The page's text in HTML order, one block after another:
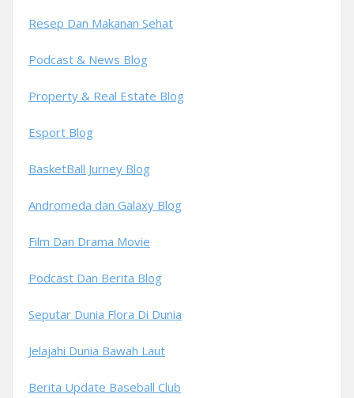
Resep Dan Makanan Sehat
Podcast & News Blog
Property & Real Estate Blog
Esport Blog
BasketBall Jurney Blog
Andromeda dan Galaxy Blog
Film Dan Drama Movie
Podcast Dan Berita Blog
Seputar Dunia Flora Di Dunia
Jelajahi Dunia Bawah Laut
Berita Update Baseball Club